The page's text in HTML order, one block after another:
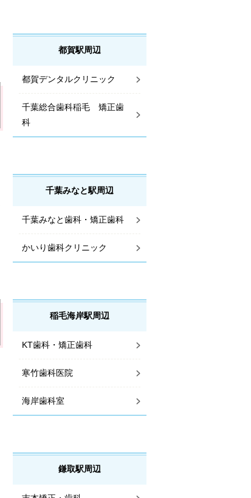
都賀駅周辺
都賀デンタルクリニック
千葉総合歯科稲毛 矯正歯
科
千葉みなと駅周辺
千葉みなと歯科・矯正歯科
かいり歯科クリニック
稲毛海岸駅周辺
KT歯科・矯正歯科
寒竹歯科医院
海岸歯科室
鎌取駅周辺